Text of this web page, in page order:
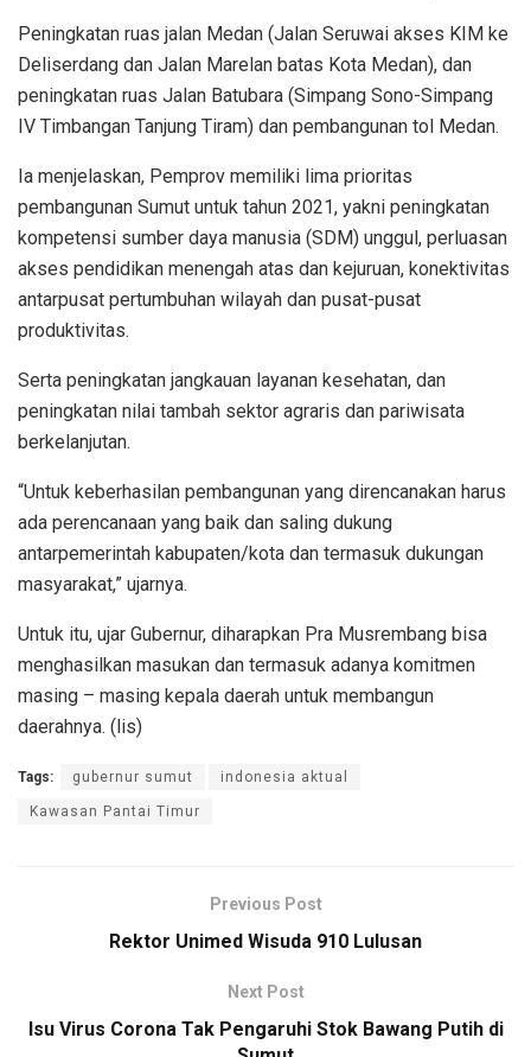
Peningkatan ruas jalan Medan (Jalan Seruwai akses KIM ke
Deliserdang dan Jalan Marelan batas Kota Medan), dan
peningkatan ruas Jalan Batubara (Simpang Sono-Simpang
IV Timbangan Tanjung Tiram) dan pembangunan tol Medan.
Ia menjelaskan, Pemprov memiliki lima prioritas
pembangunan Sumut untuk tahun 2021, yakni peningkatan
kompetensi sumber daya manusia (SDM) unggul, perluasan
akses pendidikan menengah atas dan kejuruan, konektivitas
antarpusat pertumbuhan wilayah dan pusat-pusat
produktivitas.
Serta peningkatan jangkauan layanan kesehatan, dan
peningkatan nilai tambah sektor agraris dan pariwisata
berkelanjutan.
“Untuk keberhasilan pembangunan yang direncanakan harus
ada perencanaan yang baik dan saling dukung
antarpemerintah kabupaten/kota dan termasuk dukungan
masyarakat,” ujarnya.
Untuk itu, ujar Gubernur, diharapkan Pra Musrembang bisa
menghasilkan masukan dan termasuk adanya komitmen
masing – masing kepala daerah untuk membangun
daerahnya. (lis)
Tags: gubernur sumut indonesia aktual
Kawasan Pantai Timur
Previous Post
Rektor Unimed Wisuda 910 Lulusan
Next Post
Isu Virus Corona Tak Pengaruhi Stok Bawang Putih di